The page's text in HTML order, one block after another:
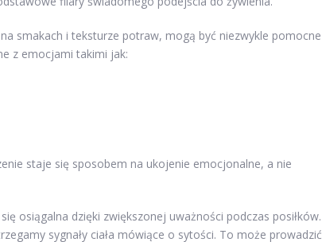
smakach i teksturze potraw, mogą być niezwykle pomocne
z emocjami takimi jak:
staje się sposobem na ukojenie emocjonalne, a nie
osiągalna dzięki zwiększonej uważności podczas posiłków.
sygnały ciała mówiące o sytości. To może prowadzić